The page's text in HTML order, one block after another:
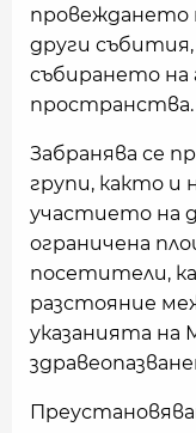
провеждането
други
събирането на
пространства.
Забранява се
групи, както и
участието на
ограничена
посетители,
разстояние
указанията